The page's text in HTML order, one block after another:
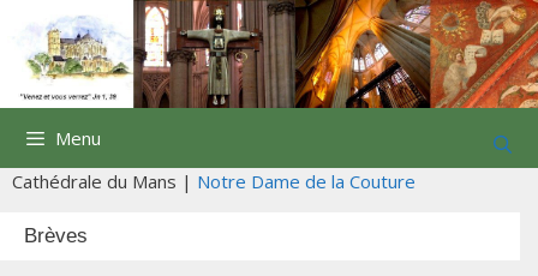
contenu
Menu
Cathédrale du Mans | Notre Dame de la Couture
Brèves